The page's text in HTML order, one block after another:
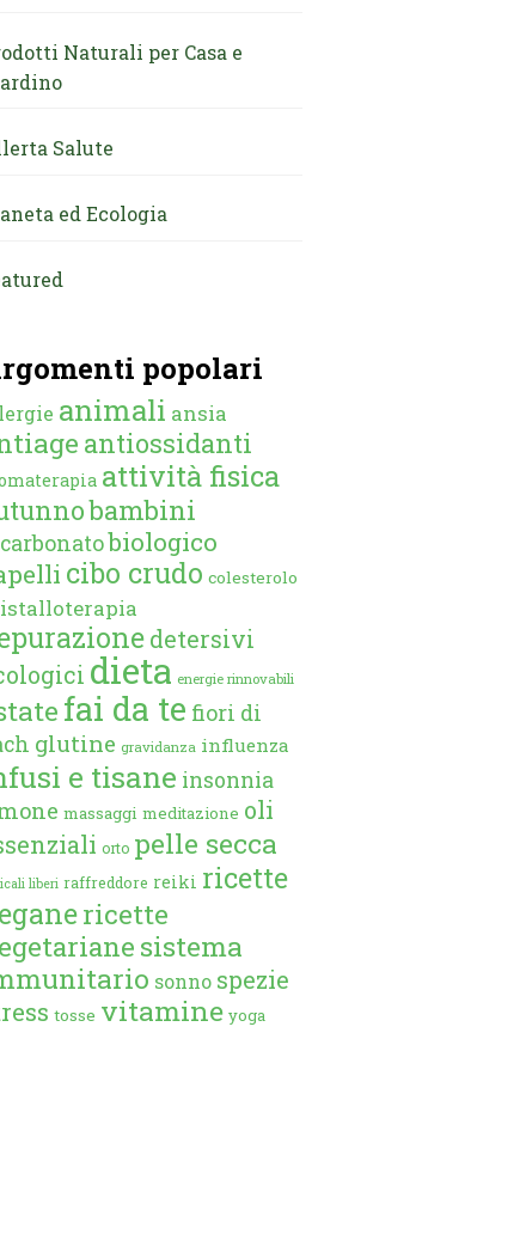
Naturali per Casa e
Salute
ed Ecologia
popolari
animali ansia
antiossidanti
attività fisica
bambini
biologico
cibo crudo colesterolo
detersivi
dieta energie rinnovabili
fai da te fiori di
glutine gravidanza influenza
e tisane insonnia
massaggi meditazione oli
orto pelle secca
liberi raffreddore reiki ricette
ricette
sistema
sonno spezie
tosse vitamine yoga